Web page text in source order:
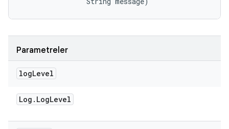
Parametreler
logLevel
Log . LogLevel